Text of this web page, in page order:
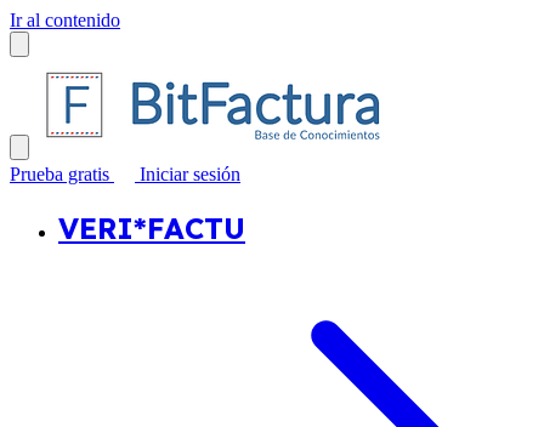
Ir al contenido
Prueba gratis Iniciar sesión
VERI*FACTU